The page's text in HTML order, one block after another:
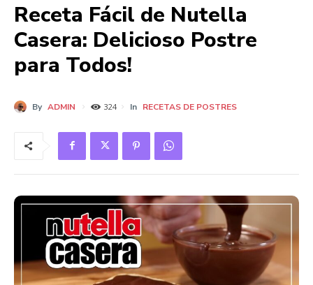
Receta Fácil de Nutella
Casera: Delicioso Postre
para Todos!
By ADMIN 324 In RECETAS DE POSTRES